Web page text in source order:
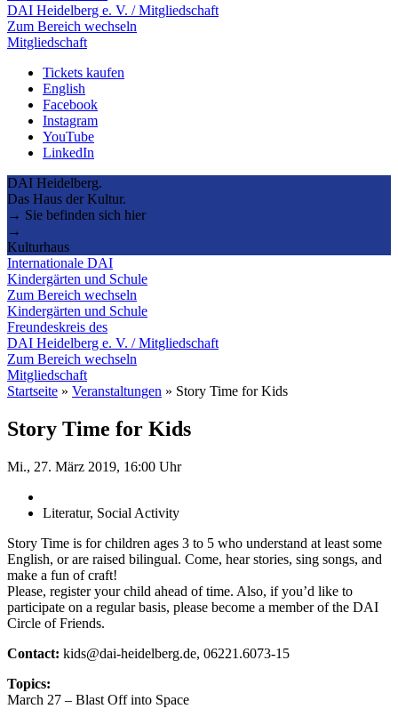
DAI Heidelberg e. V. / Mitgliedschaft
Zum Bereich wechseln
Mitgliedschaft
Tickets kaufen
English
Facebook
Instagram
YouTube
LinkedIn
DAI Heidelberg.
Das Haus der Kultur.
→ Sie befinden sich hier
→
Kulturhaus
Internationale DAI
Kindergärten und Schule
Zum Bereich wechseln
Kindergärten und Schule
Freundeskreis des
DAI Heidelberg e. V. / Mitgliedschaft
Zum Bereich wechseln
Mitgliedschaft
Startseite » Veranstaltungen » Story Time for Kids
Story Time for Kids
Mi., 27. März 2019, 16:00 Uhr
Literatur, Social Activity
Story Time is for children ages 3 to 5 who understand at least some
English, or are raised bilingual. Come, hear stories, sing songs, and
make a fun of craft!
Please, register your child ahead of time. Also, if you’d like to
participate on a regular basis, please become a member of the DAI
Circle of Friends.
Contact: kids@dai-heidelberg.de, 06221.6073-15
Topics:
March 27 – Blast Off into Space